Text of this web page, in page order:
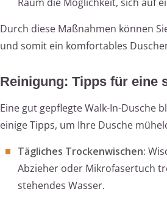
Durch diese Maßnahmen können
und somit ein komfortables
Reinigung: Tipps für eine
Eine gut gepflegte Walk-In-Dusche
einige Tipps, um Ihre Dusche
Tägliches Trockenwischen:
Abzieher oder Mikrofasertuch
stehendes Wasser.